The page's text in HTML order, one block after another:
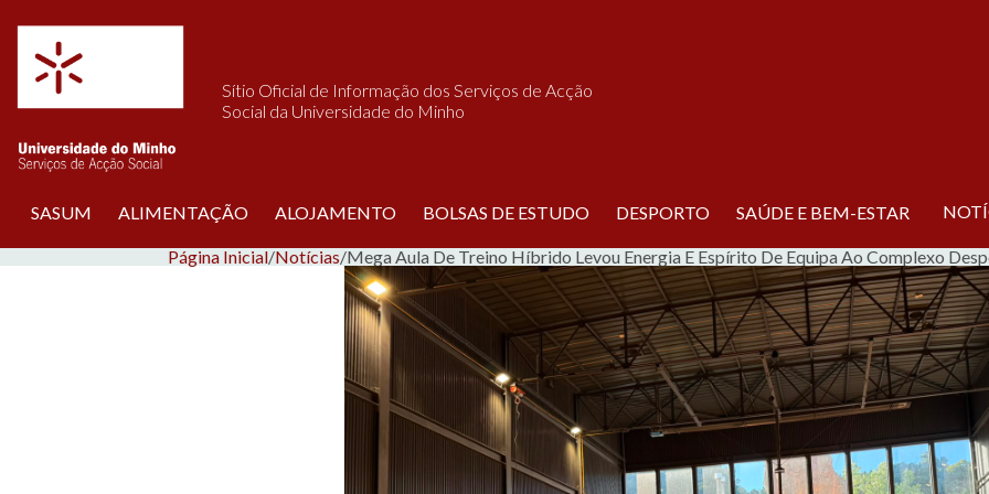
Sítio Oficial de Informação dos Serviços de Acção
Social da Universidade do Minho
SASUM ALIMENTAÇÃO ALOJAMENTO BOLSAS DE ESTUDO DESPORTO SAÚDE E BEM-ESTAR
Página Inicial/Notícias/Mega Aula De Treino Híbrido Levou Energia E Espírito De Equipa Ao Complexo